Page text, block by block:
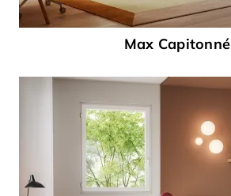
Max Capitonné